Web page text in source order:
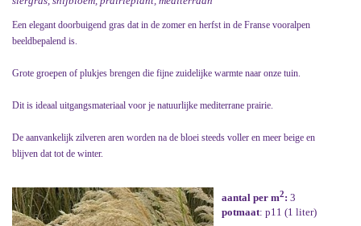
Een elegant doorbuigend gras dat in de zomer en herfst in de Franse vooralpen
beeldbepalend is.
Grote groepen of plukjes brengen die fijne zuidelijke warmte naar onze tuin.
Dit is ideaal uitgangsmateriaal voor je natuurlijke mediterrane prairie.
De aanvankelijk zilveren aren worden na de bloei steeds voller en meer beige en
blijven dat tot de winter.
aantal per m2: 3
potmaat: p11 (1 liter)